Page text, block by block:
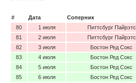
# Дата Соперник
80
1 июля Питтсбург Пайрэтс
81
2 июля Питтсбург Пайрэтс
82
3 июля Бостон Ред Сокс
83
4 июля Бостон Ред Сокс
84
5 июля Бостон Ред Сокс
85
6 июля Бостон Ред Сокс